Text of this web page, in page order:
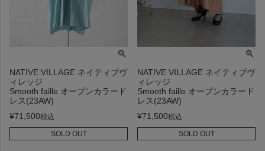
NATIVE VILLAGE ネイティブヴ
ィレッジ
Smooth faille オープンカラード
レス(23AW)
¥71,500税込
SOLD OUT
NATIVE VILLAGE ネイティブヴ
ィレッジ
Smooth faille オープンカラード
レス(23AW)
¥71,500税込
SOLD OUT